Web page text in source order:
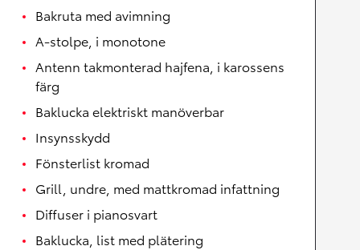
Bakruta med avimning
A-stolpe, i monotone
Antenn takmonterad hajfena, i karossens
färg
Baklucka elektriskt manöverbar
Insynsskydd
Fönsterlist kromad
Grill, undre, med mattkromad infattning
Diffuser i pianosvart
Baklucka, list med plätering